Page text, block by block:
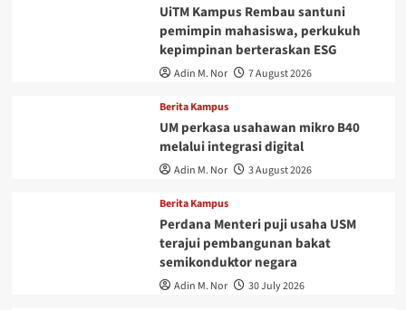
UiTM Kampus Rembau santuni
pemimpin mahasiswa, perkukuh
kepimpinan berteraskan ESG
Adin M. Nor 7 August 2026
Berita Kampus
UM perkasa usahawan mikro B40
melalui integrasi digital
Adin M. Nor 3 August 2026
Berita Kampus
Perdana Menteri puji usaha USM
terajui pembangunan bakat
semikonduktor negara
Adin M. Nor 30 July 2026